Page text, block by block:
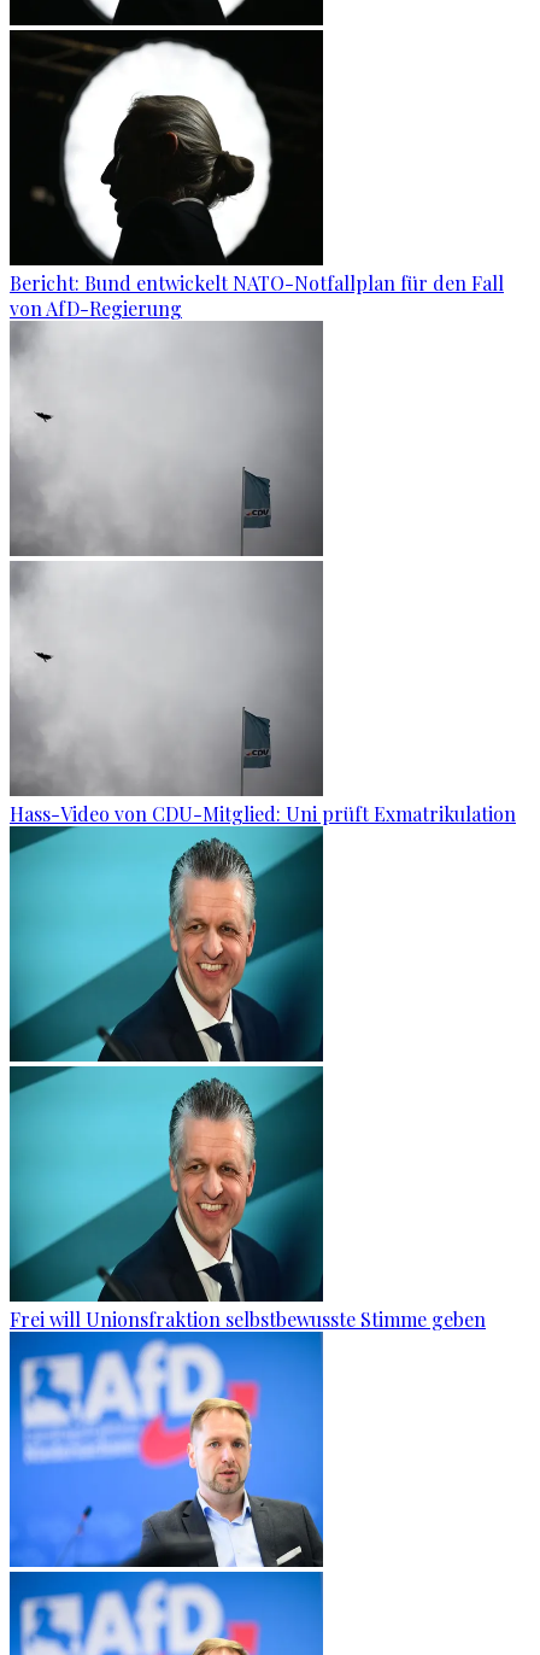
Bericht: Bund entwickelt NATO-Notfallplan für den Fall
von AfD-Regierung
Hass-Video von CDU-Mitglied: Uni prüft Exmatrikulation
Frei will Unionsfraktion selbstbewusste Stimme geben